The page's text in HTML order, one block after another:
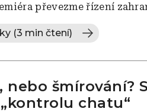
převezme řízení
(3 min čtení)
nebo šmírování?
chatu“